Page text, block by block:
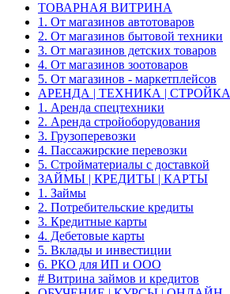
ТОВАРНАЯ ВИТРИНА
1. От магазинов автотоваров
2. От магазинов бытовой техники
3. От магазинов детских товаров
4. От магазинов зоотоваров
5. От магазинов - маркетплейсов
АРЕНДА | ТЕХНИКА | СТРОЙКА
1. Аренда спецтехники
2. Аренда стройоборудования
3. Грузоперевозки
4. Пассажирские перевозки
5. Стройматериалы с доставкой
ЗАЙМЫ | КРЕДИТЫ | КАРТЫ
1. Займы
2. Потребительские кредиты
3. Кредитные карты
4. Дебетовые карты
5. Вклады и инвестиции
6. РКО для ИП и ООО
# Витрина займов и кредитов